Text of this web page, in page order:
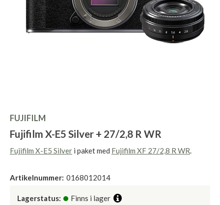
FUJIFILM
Fujifilm X-E5 Silver + 27/2,8 R WR
Fujifilm X-E5 Silver i paket med Fujifilm XF 27/2,8 R WR.
Artikelnummer: 0168012014
Lagerstatus: Finns i lager